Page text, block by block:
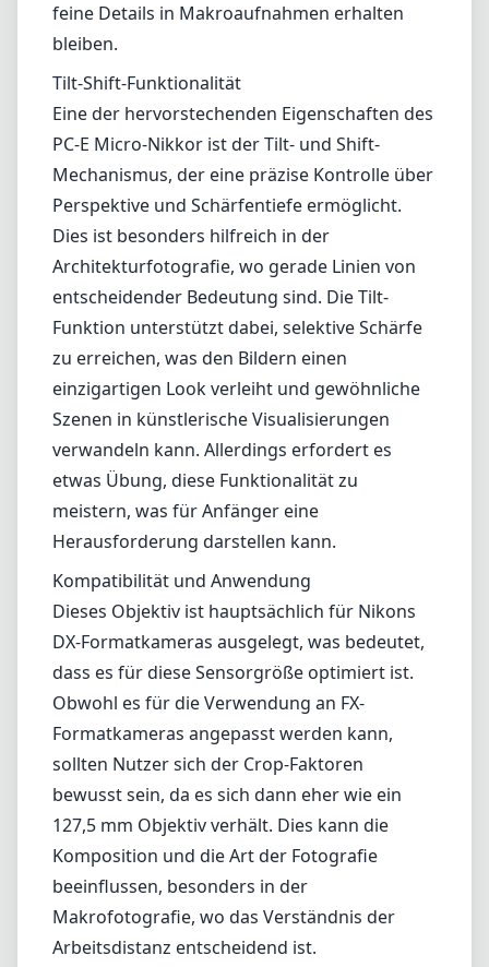
entscheidender Bedeutung sind. Die Tilt-
Funktion unterstützt dabei, selektive Schärfe
zu erreichen, was den Bildern einen
einzigartigen Look verleiht und gewöhnliche
Szenen in künstlerische Visualisierungen
verwandeln kann. Allerdings erfordert es
etwas Übung, diese Funktionalität zu
meistern, was für Anfänger eine
Herausforderung darstellen kann.
Kompatibilität und Anwendung
Dieses Objektiv ist hauptsächlich für Nikons
DX-Formatkameras ausgelegt, was bedeutet,
dass es für diese Sensorgröße optimiert ist.
Obwohl es für die Verwendung an FX-
Formatkameras angepasst werden kann,
sollten Nutzer sich der Crop-Faktoren
bewusst sein, da es sich dann eher wie ein
127,5 mm Objektiv verhält. Dies kann die
Komposition und die Art der Fotografie
beeinflussen, besonders in der
Makrofotografie, wo das Verständnis der
Arbeitsdistanz entscheidend ist.
Vor- und Nachteile
Vorteile
Außergewöhnliche Bildqualität mit minimaler
Verzerrung und Aberration.
Vielseitige Tilt-Shift-Funktion für kreative
Kontrolle über Perspektive und Fokussierung.
Robuste Verarbeitung mit professionellem
Erscheinungsbild.
Kompakte Größe für ein spezialisiertes